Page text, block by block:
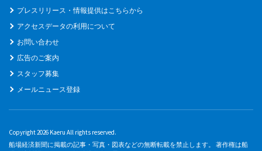
プレスリリース・情報提供はこちらから
アクセスデータの利用について
お問い合わせ
広告のご案内
スタッフ募集
メールニュース登録
Copyright 2026 Kaeru All rights reserved.
船場経済新聞に掲載の記事・写真・図表などの無断転載を禁止します。 著作権は船